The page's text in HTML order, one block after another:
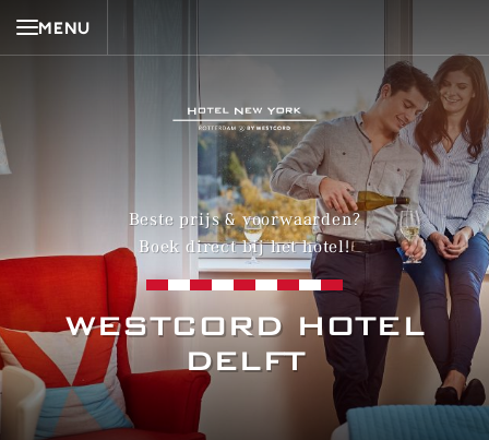
MENU
Beste prijs & voorwaarden?
Boek direct bij het hotel!
WESTCORD HOTEL
DELFT